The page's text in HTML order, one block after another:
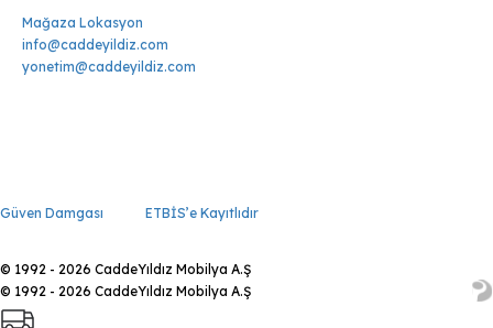
Mağaza Lokasyon
info@caddeyildiz.com
yonetim@caddeyildiz.com
Güven Damgası ETBİS’e Kayıtlıdır
© 1992 - 2026 CaddeYıldız Mobilya A.Ş
© 1992 - 2026 CaddeYıldız Mobilya A.Ş